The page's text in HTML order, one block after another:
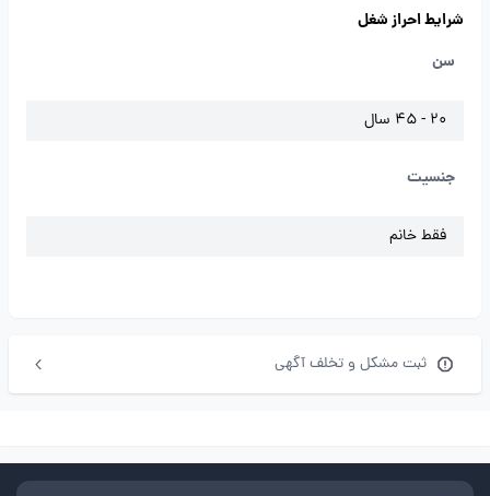
شرایط احراز شغل
سن
20 - 45 سال
جنسیت
فقط خانم
ثبت مشکل و تخلف آگهی